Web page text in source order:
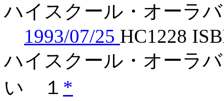
ハイスクール・オーラ
1993/07/25 HC1228
ハイスクール・オーラ
い １ *